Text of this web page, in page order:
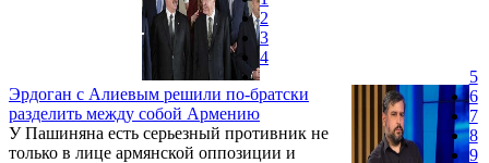
долгосрочную угрозу» евроатлантическому
сообществу. Затем, уже через десять дней, в
той же Анкаре состоялась международная
конференция с говорящим названием
«Союз, который предотвратит большую
войну». ...
Эрдоган с Алиевым решили по-братски
разделить между собой Армению
У Пашиняна есть серьезный противник не
только в лице армянской оппозиции и
2
3
4
5
6
7
8
9